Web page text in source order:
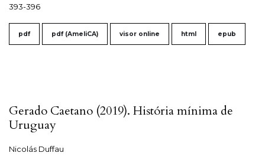
393-396
pdf pdf (AmeliCA) visor online html epub
Gerado Caetano (2019). História mínima de
Uruguay
Nicolás Duffau